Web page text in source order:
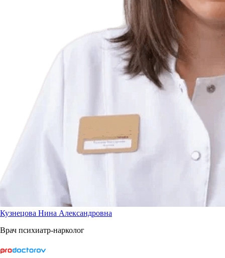
Кузнецова Нина Александровна
Врач психиатр-нарколог